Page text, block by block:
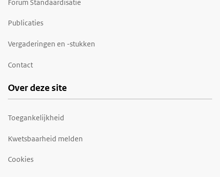
Forum Standaardisatie
Publicaties
Vergaderingen en -stukken
Contact
Over deze site
Toegankelijkheid
Kwetsbaarheid melden
Cookies